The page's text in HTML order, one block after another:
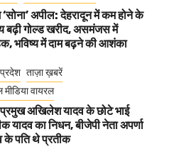
‘सोना’ अपील: देहरादून में कम होने के
बढ़ी गोल्ड खरीद, असमंजस में
भविष्य में दाम बढ़ने की आशंका
प्रदेश ताज़ा ख़बरें
वायरल
अखिलेश यादव के छोटे भाई
यादव का निधन, बीजेपी नेता अपर्णा
के पति थे प्रतीक